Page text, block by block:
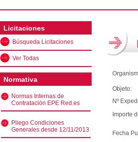
Licitaciones
Búsqueda Licitaciones
Ver Todas
Normativa
Normas Internas de
Contratación EPE Red.es
Pliego Condiciones
Generales desde 12/11/2013
Objeto:
Nº
Importe
Fecha